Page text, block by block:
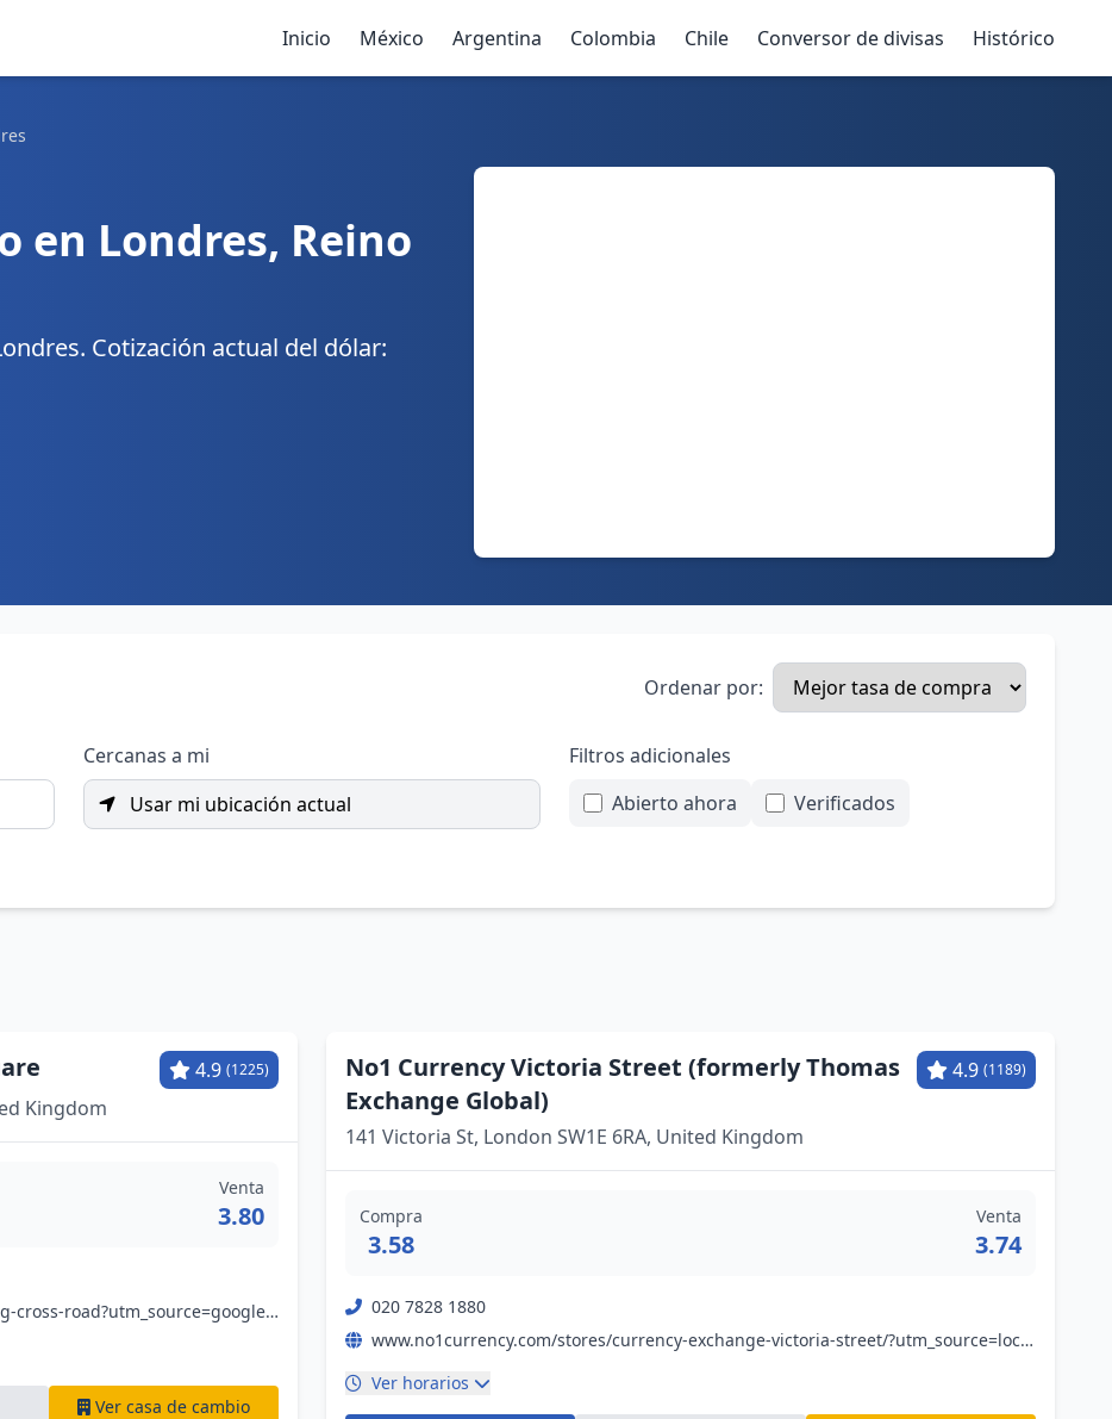
Inicio México Argentina Colombia Chile Conversor de divisas Histórico
en Londres, Reino
Cotización actual del dólar:
Ordenar por:
Cercanas a mi
Usar mi ubicación actual
Filtros adicionales
Abierto ahora
Verificados
4.9 (1225)
Kingdom
Venta
3.80
www.eurochange.co.uk/branches/london/charing-cross-road?utm_source=google&utm_medium=organic&utm_campaign=gmb&utm_content=eullsqu
Ver casa de cambio
No1 Currency Victoria Street (formerly Thomas
Exchange Global)
4.9 (1189)
141 Victoria St, London SW1E 6RA, United Kingdom
Compra
3.58
Venta
3.74
020 7828 1880
www.no1currency.com/stores/currency-exchange-victoria-street/?utm_source=local&utm_medium=organic&utm_campaign=googlemybusiness&utm_content=victoria-street
Ver horarios